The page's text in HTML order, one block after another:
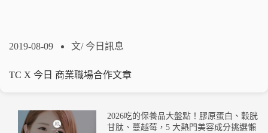
2019-08-09 文/今日訊息
TC X 今日 商業職場合作文章
2026吃的保養品大盤點！膠原蛋白、穀胱
甘肽、蔓越莓，5 大熱門美容成分挑選懶